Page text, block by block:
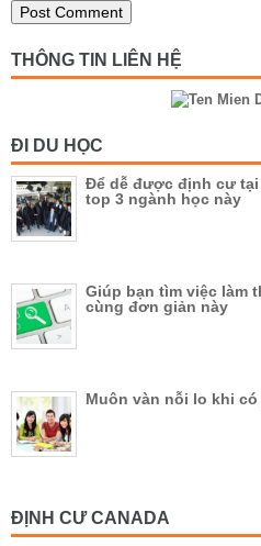
THÔNG TIN LIÊN HỆ
ĐI DU HỌC
Để dễ được định cư
top 3 ngành học này
Giúp bạn tìm việc làm
cùng đơn giản này
Muôn vàn nỗi lo khi
ĐỊNH CƯ CANADA